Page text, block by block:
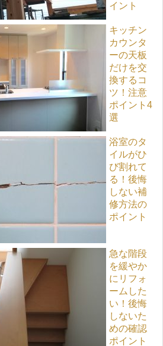
イント
キッチン
カウンタ
ーの天板
だけを交
換するコ
ツ！注意
ポイント4
選
浴室のタ
イルがひ
び割れて
る！後悔
しない補
修方法の
ポイント
急な階段
を緩やか
にリフォ
ームした
い！後悔
しないた
めの確認
ポイント